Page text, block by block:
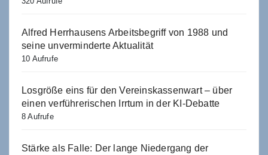
Alfred Herrhausens Arbeitsbegriff von 1988 und
seine unverminderte Aktualität
10 Aufrufe
Losgröße eins für den Vereinskassenwart – über
einen verführerischen Irrtum in der KI-Debatte
8 Aufrufe
Stärke als Falle: Der lange Niedergang der